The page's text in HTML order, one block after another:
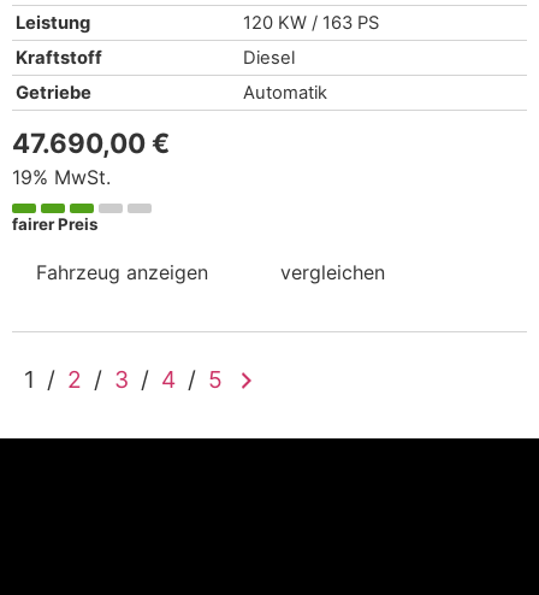
Leistung
120 KW / 163 PS
Kraftstoff
Diesel
Getriebe
Automatik
47.690,00 €
19% MwSt.
fairer Preis
Fahrzeug anzeigen vergleichen
1 / 2 / 3 / 4 / 5